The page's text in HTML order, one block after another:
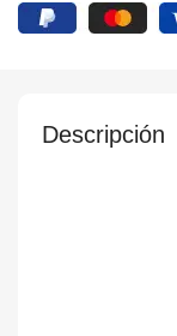
Descripción